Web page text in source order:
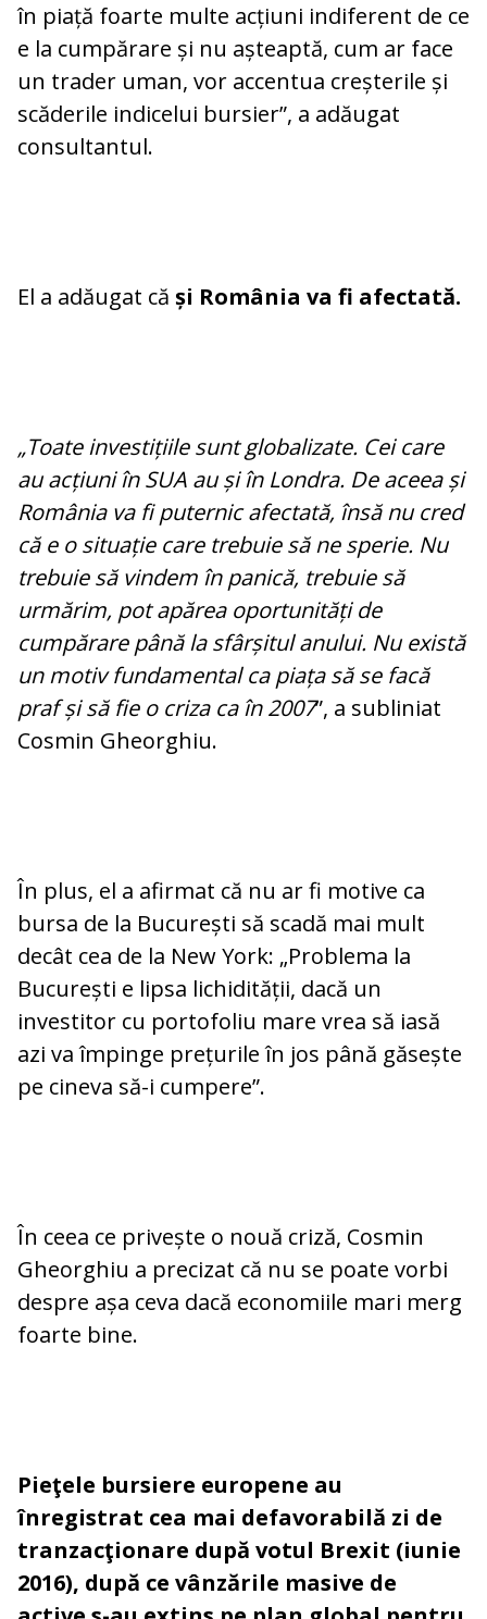
în piață foarte multe acțiuni indiferent de ce
e la cumpărare și nu așteaptă, cum ar face
un trader uman, vor accentua creșterile și
scăderile indicelui bursier”, a adăugat
consultantul.
El a adăugat că și România va fi afectată.
„Toate investițiile sunt globalizate. Cei care
au acțiuni în SUA au și în Londra. De aceea și
România va fi puternic afectată, însă nu cred
că e o situație care trebuie să ne sperie. Nu
trebuie să vindem în panică, trebuie să
urmărim, pot apărea oportunități de
cumpărare până la sfârșitul anului. Nu există
un motiv fundamental ca piața să se facă
praf și să fie o criza ca în 2007”, a subliniat
Cosmin Gheorghiu.
În plus, el a afirmat că nu ar fi motive ca
bursa de la București să scadă mai mult
decât cea de la New York: „Problema la
București e lipsa lichidității, dacă un
investitor cu portofoliu mare vrea să iasă
azi va împinge prețurile în jos până găsește
pe cineva să-i cumpere”.
În ceea ce privește o nouă criză, Cosmin
Gheorghiu a precizat că nu se poate vorbi
despre așa ceva dacă economiile mari merg
foarte bine.
Pieţele bursiere europene au
înregistrat cea mai defavorabilă zi de
tranzacţionare după votul Brexit (iunie
2016), după ce vânzările masive de